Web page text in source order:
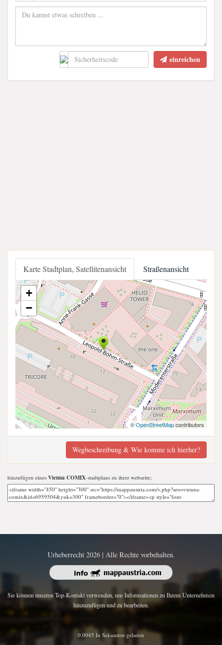
einreichen
Karte Stadtplan, Satellitenansicht Straßenansicht
+
−
©OpenStreetMapcontributors
Wegbeschreibung & Wie komme ich hierher?
hinzufügen eines Vienna COMIX-stadtplans zu ihrer webseite;
Urheberrecht 2026 | Alle Rechte vorbehalten.
Sie können unseren Top-Kontakt verwenden, um Informationen zu Ihrem Unternehmen
hinzuzufügen und zu bearbeiten.
0.0045 In Sekunden geladen